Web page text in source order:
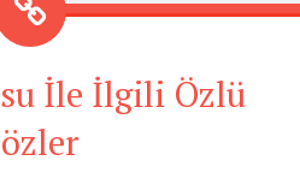
İle İlgili Özlü